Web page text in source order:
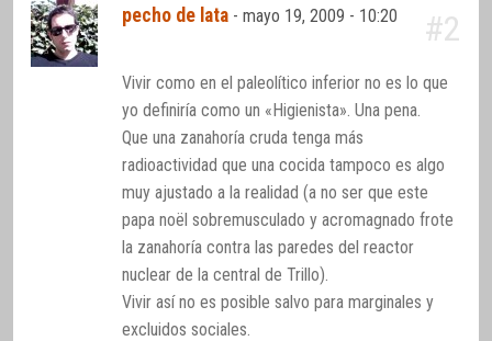
pecho de lata -mayo 19, 2009 - 10:20 #2
Vivir como en el paleolítico inferior no es lo que
yo definiría como un «Higienista». Una pena.
Que una zanahoría cruda tenga más
radioactividad que una cocida tampoco es algo
muy ajustado a la realidad (a no ser que este
papa noël sobremusculado y acromagnado frote
la zanahoría contra las paredes del reactor
nuclear de la central de Trillo).
Vivir así no es posible salvo para marginales y
excluidos sociales.